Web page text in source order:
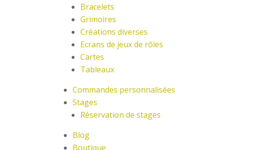
Bracelets
Grimoires
Créations diverses
Ecrans de jeux de rôles
Cartes
Tableaux
Commandes personnalisées
Stages
Réservation de stages
Blog
Boutique